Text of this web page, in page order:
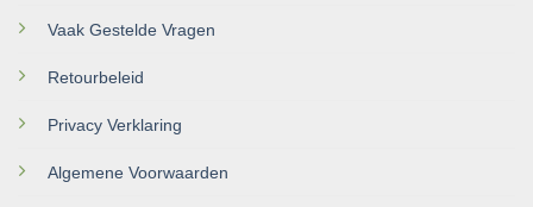
Vaak Gestelde Vragen
Retourbeleid
Privacy Verklaring
Algemene Voorwaarden